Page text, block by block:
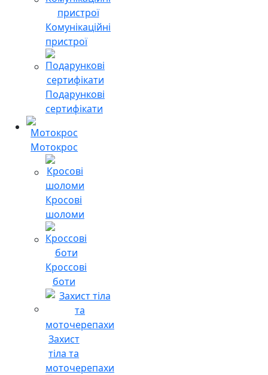
Комунікаційні
пристрої
Подарункові
сертифікати
Мотокрос
Кросові
шоломи
Кроссові
боти
Захист
тіла та
моточерепахи